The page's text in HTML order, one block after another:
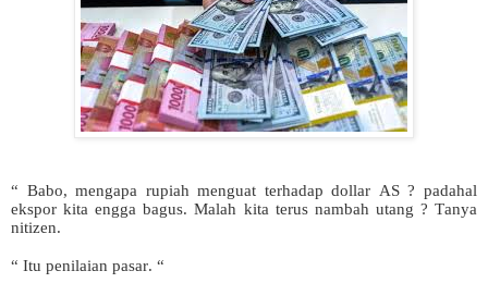
“ Babo, mengapa rupiah menguat terhadap dollar AS ? padahal
ekspor kita engga bagus. Malah kita terus nambah utang ? Tanya
nitizen.
“ Itu penilaian pasar. “